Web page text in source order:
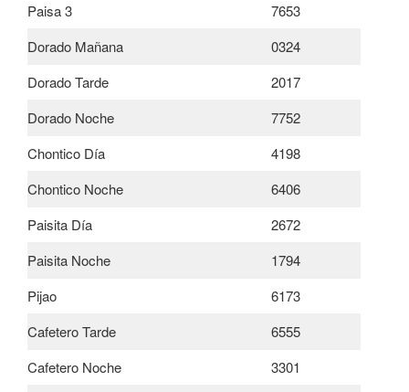
Paisa 3
7653
Dorado Mañana
0324
Dorado Tarde
2017
Dorado Noche
7752
Chontico Día
4198
Chontico Noche
6406
Paisita Día
2672
Paisita Noche
1794
Pijao
6173
Cafetero Tarde
6555
Cafetero Noche
3301